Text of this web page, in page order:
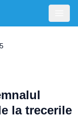
la trecerile